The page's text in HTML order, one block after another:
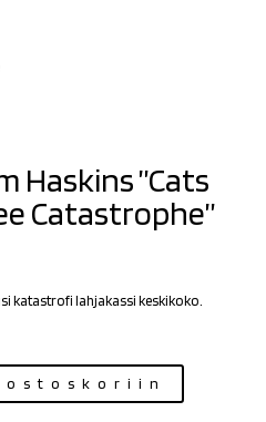
Haskins ”Cats
Catastrophe”
katastrofi lahjakassi keskikoko.
ostoskoriin